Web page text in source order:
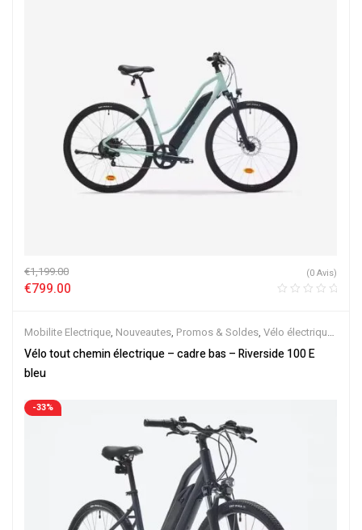
€1,199.00
€799.00
(0 Avis)
Mobilite Electrique, Nouveautes, Promos & Soldes, Vélo électrique
ville, Velos Electriques,VTC Electrique
Vélo tout chemin électrique – cadre bas – Riverside 100 E
bleu
-33%